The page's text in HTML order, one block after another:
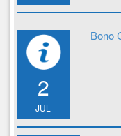
2
JUL
Bono